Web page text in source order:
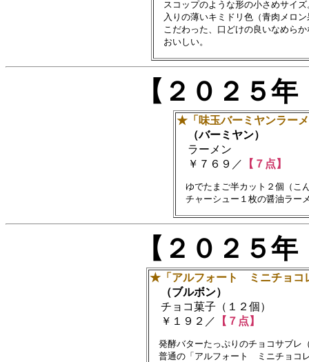
スコップのような形の小さめサイ
入りの薄いキミドリ色（青肉メロ
こだわった、口どけの良いなめら
【２０２５
★「味玉バーミヤンラー
（バーミヤン）
ラーメン
￥７６９／
【７点】
ゆでたまご半カット２個（こ
【２０２５
★「アルフォート ミニチョコ
（ブルボン）
チョコ菓子（１２個）
￥１９２／
【７点】
発酵バターたっぷりのチョコサブレ
普通の「アルフォート　ミニチョコ